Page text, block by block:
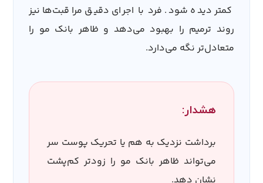
کمتر دیده شود. فرد با اجرای دقیق مراقبت‌ها نیز
روند ترمیم را بهبود می‌دهد و ظاهر بانک مو را
متعادل‌تر نگه می‌دارد.
هشدار:
برداشت نزدیک به هم یا تحریک پوست سر
می‌تواند ظاهر بانک مو را زودتر کم‌پشت